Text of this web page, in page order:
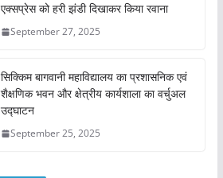
एक्सप्रेस को हरी झंडी दिखाकर किया रवाना
September 27, 2025
सिक्किम बागवानी महाविद्यालय का प्रशासनिक एवं
शैक्षणिक भवन और क्षेत्रीय कार्यशाला का वर्चुअल
उद्घाटन
September 25, 2025